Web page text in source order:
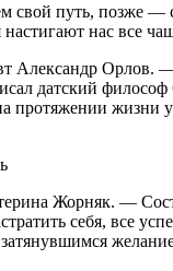
свой путь, позже
нас все
Александр Орлов.
датский
жизни у
Жорняк. —
себя, все
затянувшимся